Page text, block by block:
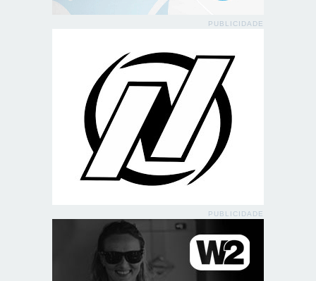
PUBLICIDADE
PUBLICIDADE